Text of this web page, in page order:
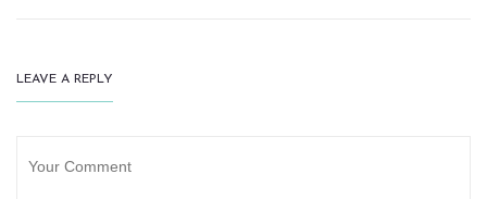
LEAVE A REPLY